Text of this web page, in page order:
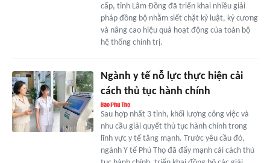
cấp, tỉnh Lâm Đồng đã triển khai nhiều giải
pháp đồng bộ nhằm siết chặt kỷ luật, kỷ cương
và nâng cao hiệu quả hoạt động của toàn bộ
hệ thống chính trị.
Ngành y tế nỗ lực thực hiện cải
cách thủ tục hành chính
Sau hợp nhất 3 tỉnh, khối lượng công việc và
nhu cầu giải quyết thủ tục hành chính trong
lĩnh vực y tế tăng mạnh. Trước yêu cầu đó,
ngành Y tế Phú Thọ đã đẩy mạnh cải cách thủ